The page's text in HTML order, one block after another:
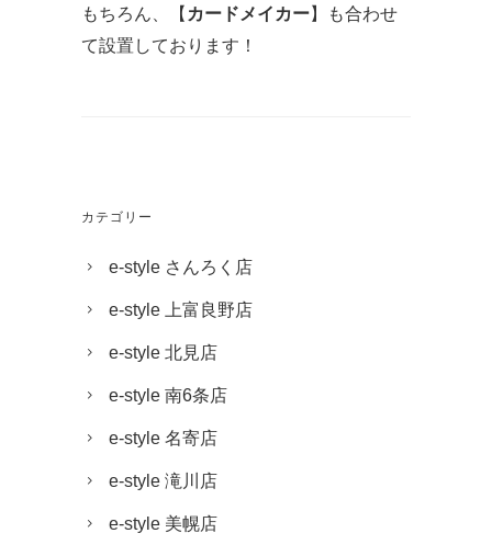
もちろん、【 カードメイカー】も合わせ
て設置しております！
カテゴリー
e-style さんろく店
e-style 上富良野店
e-style 北見店
e-style 南6条店
e-style 名寄店
e-style 滝川店
e-style 美幌店